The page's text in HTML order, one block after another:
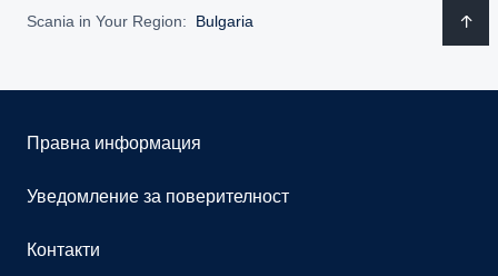
Scania in Your Region: Bulgaria
Правна информация
Уведомление за поверителност
Контакти